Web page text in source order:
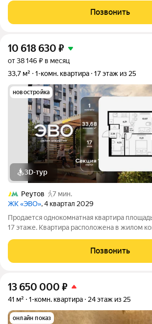
спокойным шагом от метро
Позвонить
10 618 630 ₽
от 38 146 ₽ в месяц
33,7 м²
1-комн. квартира 17 этаж из 25
новостройка
3D-тур
Реутов
7 мин.
ЖК «ЭВО», 4 квартал 2029
Продается однокомнатная квартира
17 этаже. Квартира расположена в жилом
Комсомольская. Жилой квартал «ЭВО» от
место, где комфорт
Позвонить
13 650 000 ₽
41 м² 1-комн. квартира 24 этаж из 25
онлайн показ